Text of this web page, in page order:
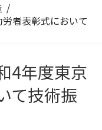
者表彰式において
4年度東京
て技術振